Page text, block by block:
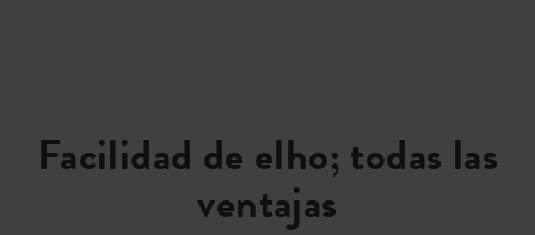
Facilidad de elho; todas las
ventajas